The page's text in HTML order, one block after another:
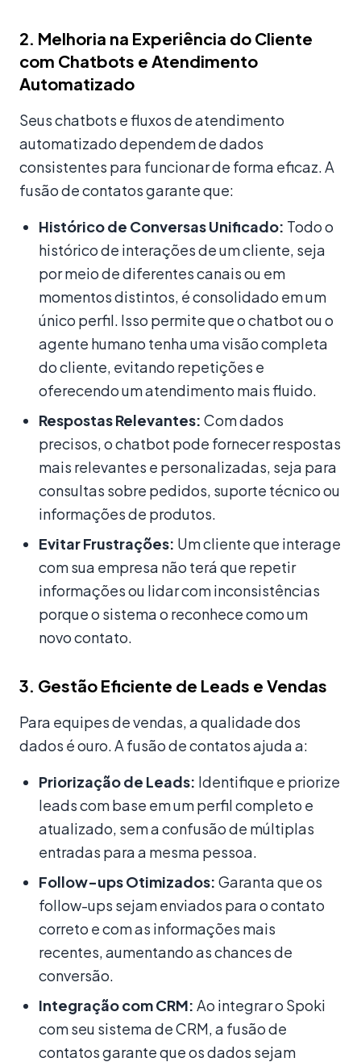
2. Melhoria na Experiência do Cliente
com Chatbots e Atendimento
Automatizado
Seus chatbots e fluxos de atendimento
automatizado dependem de dados
consistentes para funcionar de forma eficaz. A
fusão de contatos garante que:
Histórico de Conversas Unificado: Todo o
histórico de interações de um cliente, seja
por meio de diferentes canais ou em
momentos distintos, é consolidado em um
único perfil. Isso permite que o chatbot ou o
agente humano tenha uma visão completa
do cliente, evitando repetições e
oferecendo um atendimento mais fluido.
Respostas Relevantes: Com dados
precisos, o chatbot pode fornecer respostas
mais relevantes e personalizadas, seja para
consultas sobre pedidos, suporte técnico ou
informações de produtos.
Evitar Frustrações: Um cliente que interage
com sua empresa não terá que repetir
informações ou lidar com inconsistências
porque o sistema o reconhece como um
novo contato.
3. Gestão Eficiente de Leads e Vendas
Para equipes de vendas, a qualidade dos
dados é ouro. A fusão de contatos ajuda a:
Priorização de Leads: Identifique e priorize
leads com base em um perfil completo e
atualizado, sem a confusão de múltiplas
entradas para a mesma pessoa.
Follow-ups Otimizados: Garanta que os
follow-ups sejam enviados para o contato
correto e com as informações mais
recentes, aumentando as chances de
conversão.
Integração com CRM: Ao integrar o Spoki
com seu sistema de CRM, a fusão de
contatos garante que os dados sejam